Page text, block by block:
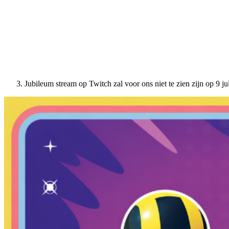
Jubileum stream op Twitch zal voor ons niet te zien zijn op 9